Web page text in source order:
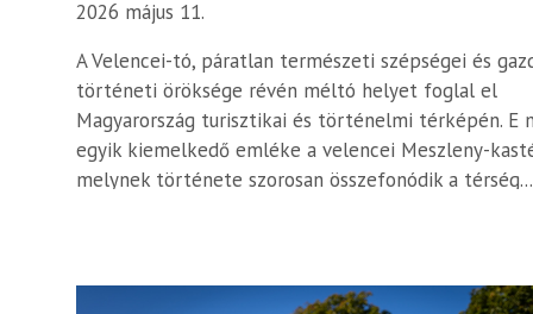
2026 május 11.
A Velencei-tó, páratlan természeti szépségei és
történeti öröksége révén méltó helyet foglal el
Magyarország turisztikai és történelmi térképén. E
egyik kiemelkedő emléke a velencei Meszleny-
melynek története szorosan összefonódik a térség...